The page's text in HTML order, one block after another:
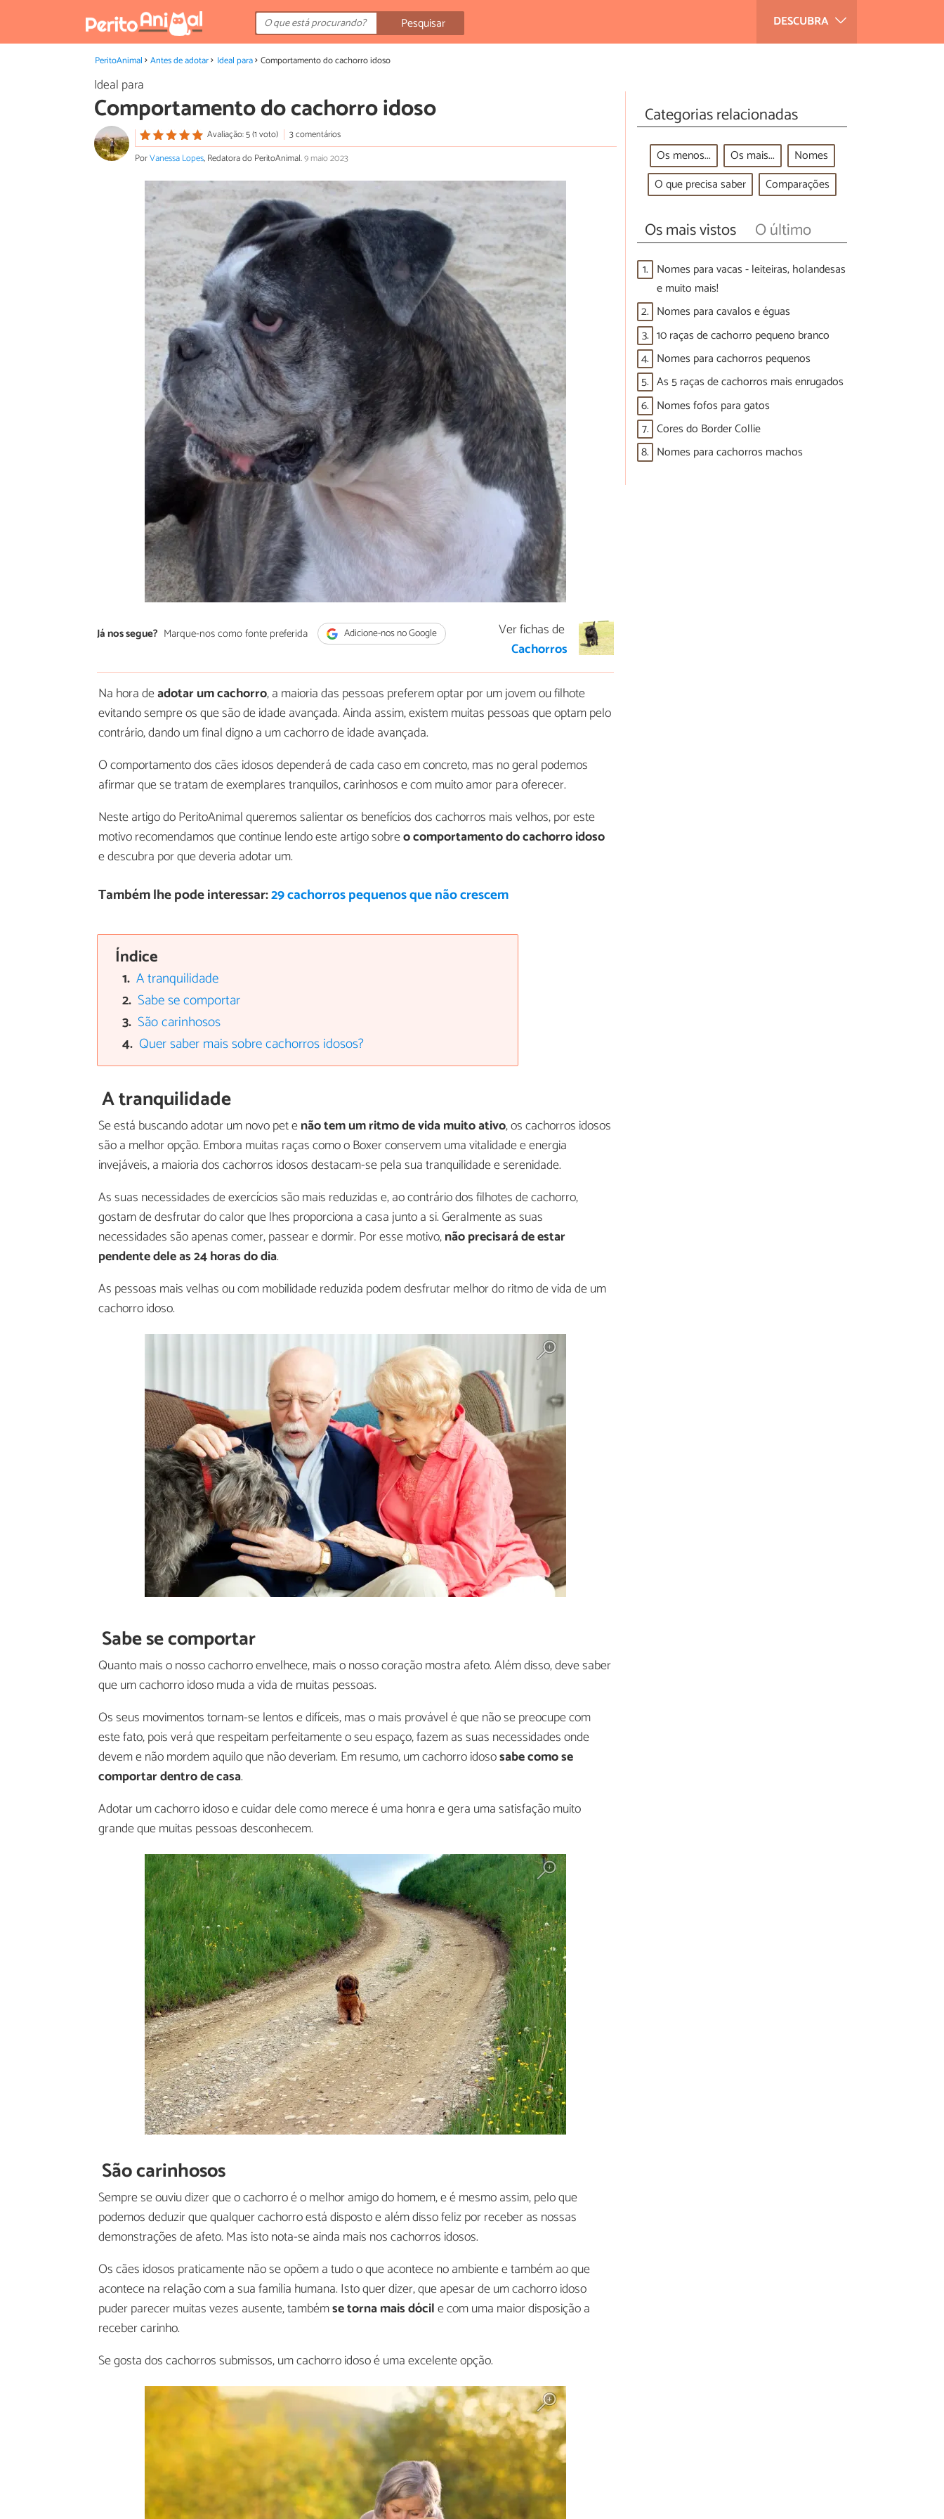
DESCUBRA
Pesquisar
PeritoAnimal Antes de adotar Ideal para Comportamento do cachorro idoso
Ideal para
Comportamento do cachorro idoso
Avaliação: 5 (1 voto)
3 comentários
PorVanessa Lopes, Redatora do PeritoAnimal.9 maio 2023
Já nos segue? Marque-nos como fonte preferida Adicione-nos no Google
Ver fichas de
Cachorros
Na hora deadotar um cachorro, a maioria das pessoas preferem optar por um jovem ou filhote
evitando sempre os que são de idade avançada. Ainda assim, existem muitas pessoas que optam pelo
contrário, dando um final digno a um cachorro de idade avançada.
O comportamento dos cães idosos dependerá de cada caso em concreto, mas no geral podemos
afirmar que se tratam de exemplares tranquilos, carinhosos e com muito amor para oferecer.
Neste artigo do PeritoAnimal queremos salientar os benefícios dos cachorros mais velhos, por este
motivo recomendamos que continue lendo este artigo sobreo comportamento do cachorro idoso
e descubra por que deveria adotar um.
Também lhe pode interessar:29 cachorros pequenos que não crescem
Índice
A tranquilidade
Sabe se comportar
São carinhosos
Quer saber mais sobre cachorros idosos?
A tranquilidade
Se está buscando adotar um novo pet enão tem um ritmo de vida muito ativo, os cachorros idosos
são a melhor opção. Embora muitas raças como o Boxer conservem uma vitalidade e energia
invejáveis, a maioria dos cachorros idosos destacam-se pela sua tranquilidade e serenidade.
As suas necessidades de exercícios são mais reduzidas e, ao contrário dos filhotes de cachorro,
gostam de desfrutar do calor que lhes proporciona a casa junto a si. Geralmente as suas
necessidades são apenas comer, passear e dormir. Por esse motivo,não precisará de estar
pendente dele as 24 horas do dia.
As pessoas mais velhas ou com mobilidade reduzida podem desfrutar melhor do ritmo de vida de um
cachorro idoso.
Sabe se comportar
Quanto mais o nosso cachorro envelhece, mais o nosso coração mostra afeto. Além disso, deve saber
que um cachorro idoso muda a vida de muitas pessoas.
Os seus movimentos tornam-se lentos e difíceis, mas o mais provável é que não se preocupe com
este fato, pois verá que respeitam perfeitamente o seu espaço, fazem as suas necessidades onde
devem e não mordem aquilo que não deveriam. Em resumo, um cachorro idososabe como se
comportar dentro de casa.
Adotar um cachorro idoso e cuidar dele como merece é uma honra e gera uma satisfação muito
grande que muitas pessoas desconhecem.
São carinhosos
Sempre se ouviu dizer que o cachorro é o melhor amigo do homem, e é mesmo assim, pelo que
podemos deduzir que qualquer cachorro está disposto e além disso feliz por receber as nossas
demonstrações de afeto. Mas isto nota-se ainda mais nos cachorros idosos.
Os cães idosos praticamente não se opõem a tudo o que acontece no ambiente e também ao que
acontece na relação com a sua família humana. Isto quer dizer, que apesar de um cachorro idoso
puder parecer muitas vezes ausente, tambémse torna mais dócile com uma maior disposição a
receber carinho.
Se gosta dos cachorros submissos, um cachorro idoso é uma excelente opção.
Categorias relacionadas
Os menos... Os mais...
Nomes
O que precisa saber
Comparações
Os mais vistos O último
1. Nomes para vacas - leiteiras, holandesas
e muito mais!
2. Nomes para cavalos e éguas
3. 10 raças de cachorro pequeno branco
4. Nomes para cachorros pequenos
5. As 5 raças de cachorros mais enrugados
6. Nomes fofos para gatos
7. Cores do Border Collie
8. Nomes para cachorros machos